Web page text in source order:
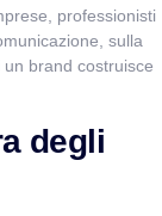
professionisti
sulla
brand costruisce
degli